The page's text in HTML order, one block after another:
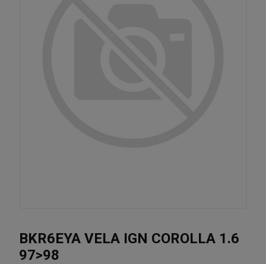
BKR6EYA VELA IGN COROLLA 1.6
97>98